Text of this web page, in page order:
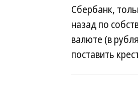
Сбербанк,
назад по
валюте (в
поставить